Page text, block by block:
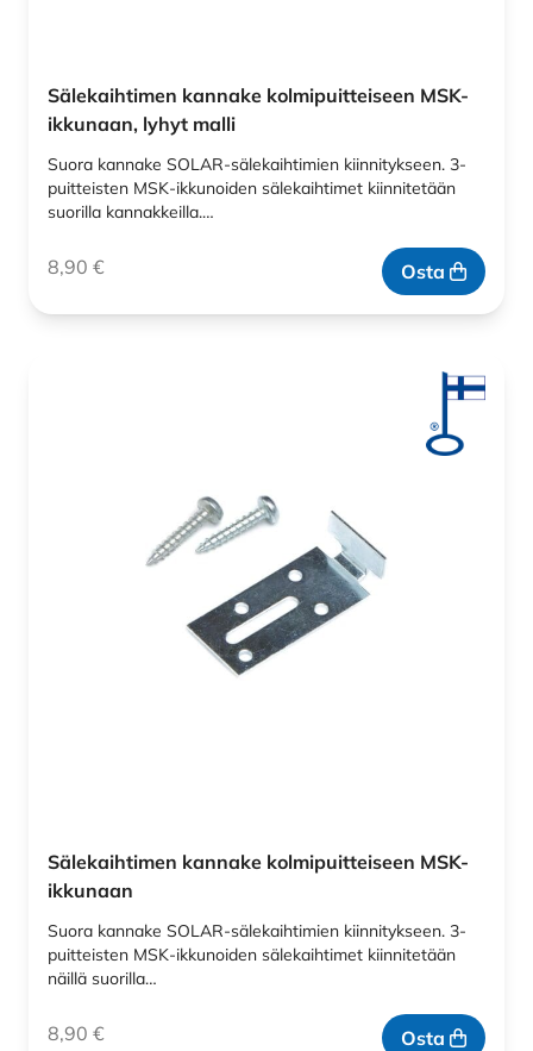
Sälekaihtimen kannake kolmipuitteiseen MSK-
ikkunaan, lyhyt malli
Suora kannake SOLAR-sälekaihtimien kiinnitykseen. 3-
puitteisten MSK-ikkunoiden sälekaihtimet kiinnitetään
suorilla kannakkeilla.…
8,90 € Osta
Sälekaihtimen kannake kolmipuitteiseen MSK-
ikkunaan
Suora kannake SOLAR-sälekaihtimien kiinnitykseen. 3-
puitteisten MSK-ikkunoiden sälekaihtimet kiinnitetään
näillä suorilla…
8,90 € Osta